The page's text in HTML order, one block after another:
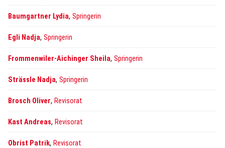
Baumgartner Lydia, Springerin
Egli Nadja, Springerin
Frommenwiler-Aichinger Sheila, Springerin
Strässle Nadja, Springerin
Brosch Oliver, Revisorat
Kast Andreas, Revisorat
Obrist Patrik, Revisorat